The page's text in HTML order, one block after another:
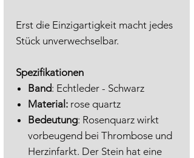
Erst die Einzigartigkeit macht jedes
Stück unverwechselbar.
Spezifikationen
Band: Echtleder - Schwarz
Material: rose quartz
Bedeutung: Rosenquarz wirkt
vorbeugend bei Thrombose und
Herzinfarkt. Der Stein hat eine